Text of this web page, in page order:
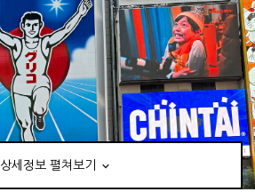
상세정보 펼쳐보기